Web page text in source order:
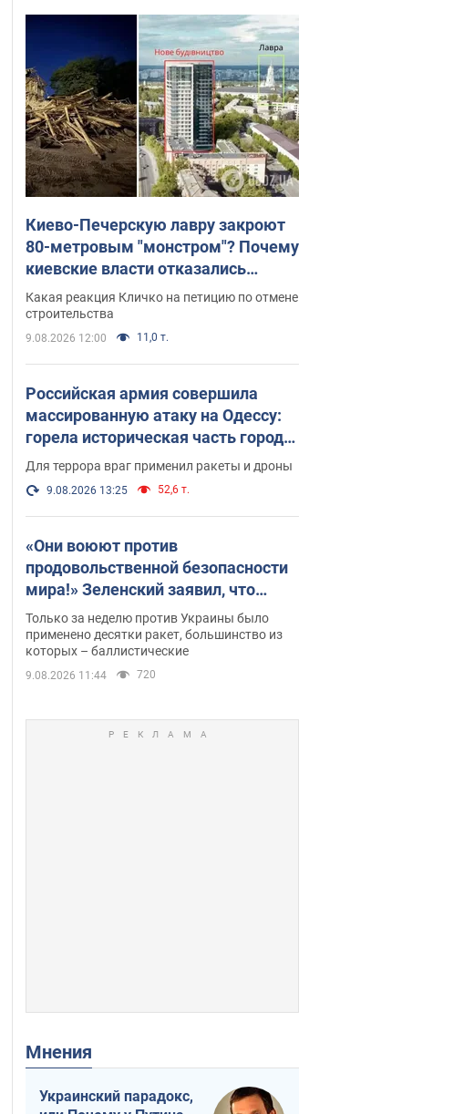
Киево-Печерскую лавру закроют
80-метровым "монстром"? Почему
киевские власти отказались
остановить строительство
небоскреба "московского
верующего"
Какая реакция Кличко на петицию по отмене
строительства
9.08.2026 12:00 11,0 т.
Российская армия совершила
массированную атаку на Одессу:
горела историческая часть города,
есть пострадавшие. Фото и видео
Для террора враг применил ракеты и дроны
9.08.2026 13:25 52,6 т.
«Они воюют против
продовольственной безопасности
мира!» Зеленский заявил, что
российская армия вновь
обстреляла порт в Одессе
Только за неделю против Украины было
применено десятки ракет, большинство из
которых – баллистические
9.08.2026 11:44 720
Мнения
Украинский парадокс,